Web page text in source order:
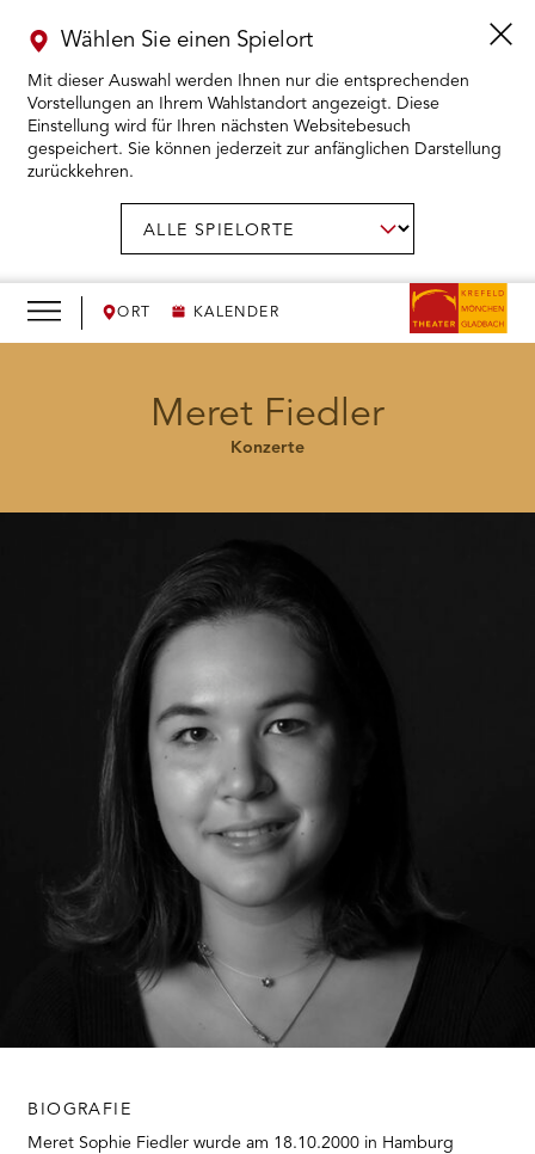
ORT KALENDER
Wählen Sie einen Spielort
Mit dieser Auswahl werden Ihnen nur die entsprechenden
Vorstellungen an Ihrem Wahlstandort angezeigt. Diese
Einstellung wird für Ihren nächsten Websitebesuch
gespeichert. Sie können jederzeit zur anfänglichen Darstellung
zurückkehren.
KARTENKAUF ÖFFNEN
WIR ÖFFNEN
DAS THEATER ÖFFNEN
Meret Fiedler
Konzerte
BIOGRAFIE
Meret Sophie Fiedler wurde am 18.10.2000 in Hamburg